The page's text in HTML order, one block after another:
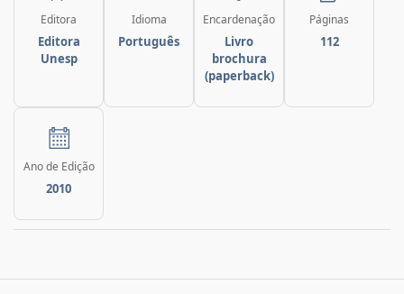
Editora
Editora
Unesp
Idioma
Português
Encardenação
Livro
brochura
(paperback)
Páginas
112
Ano de Edição
2010